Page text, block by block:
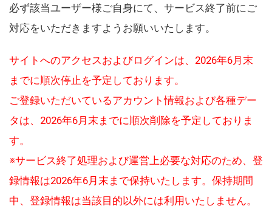
必ず該当ユーザー様ご自身にて、サービス終了前にご
対応をいただきますようお願いいたします。
サイトへのアクセスおよびログインは、2026年6月末
までに順次停止を予定しております。
ご登録いただいているアカウント情報および各種デー
タは、2026年6月末までに順次削除を予定しておりま
す。
※サービス終了処理および運営上必要な対応のため、登
録情報は2026年6月末まで保持いたします。保持期間
中、登録情報は当該目的以外には利用いたしません。